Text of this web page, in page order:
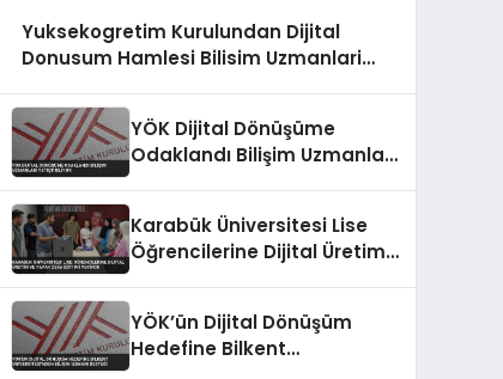
Yuksekogretim Kurulundan Dijital
Donusum Hamlesi Bilisim Uzmanlari
YÖK Dijital Dönüşüme
Odaklandı Bilişim Uzmanları
Karabük Üniversitesi Lise
Öğrencilerine Dijital Üretim
YÖK’ün Dijital Dönüşüm
Hedefine Bilkent